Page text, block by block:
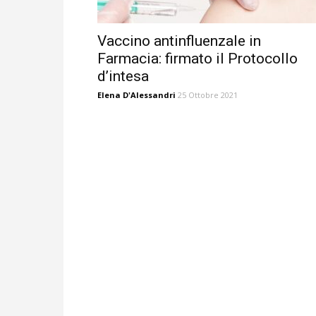
Vaccino antinfluenzale in
Farmacia: firmato il Protocollo
d’intesa
Elena D'Alessandri 25 Ottobre 2021